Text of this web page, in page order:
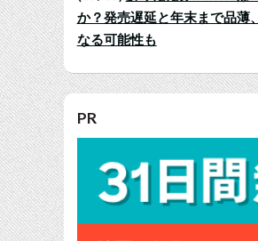
か？発売遅延と年末まで品薄
なる可能性も
PR